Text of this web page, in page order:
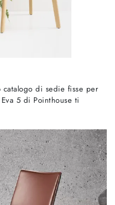
di sedie fisse per
5 di Pointhouse ti